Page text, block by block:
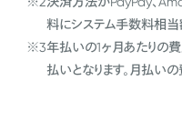
料にシステム手数料相当
※3年払いの1ヶ月あたりの
払いとなります。月払い